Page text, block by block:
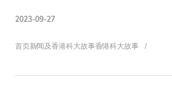
2023-09-27
面
首页新闻及香港科大故事香港科大故事